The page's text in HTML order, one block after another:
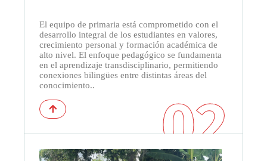
El equipo de primaria está comprometido con el
desarrollo integral de los estudiantes en valores,
crecimiento personal y formación académica de
alto nivel. El enfoque pedagógico se fundamenta
en el aprendizaje transdisciplinario, permitiendo
conexiones bilingües entre distintas áreas del
conocimiento..
02